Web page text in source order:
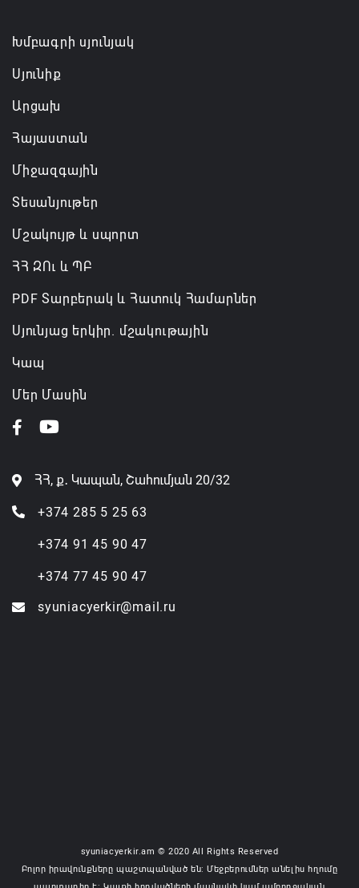
Խմբագրի սյունյակ
Սյունիք
Արցախ
Հայաստան
Միջազգային
Տեսանյութեր
Մշակույթ և սպորտ
ՀՀ ԶՈւ և ՊԲ
PDF Տարբերակ և Հատուկ Համարներ
Սյունյաց երկիր. մշակութային
Կապ
Մեր Մասին
ՀՀ, ք․ Կապան, Շահումյան 20/32
+374 285 5 25 63
+374 91 45 90 47
+374 77 45 90 47
syuniacyerkir@mail.ru
syuniacyerkir.am © 2020 All Rights Reserved
Բոլոր իրավունքները պաշտպանված են: Մեջբերումներ անելիս հղումը